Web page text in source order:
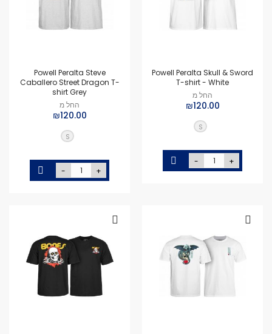
Powell Peralta Skull & Sword
T-shirt - White
החל מ
₪120.00
S
- +
Powell Peralta Steve
Caballero Street Dragon T-
shirt Grey
החל מ
₪120.00
S
- +